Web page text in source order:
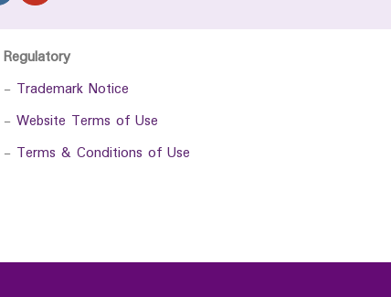
Regulatory
- Trademark Notice
- Website Terms of Use
- Terms & Conditions of Use